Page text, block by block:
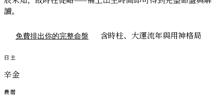
讀。
免費排出你的完整命盤 含時柱、大運流年與用神格局
日主
辛金
農曆